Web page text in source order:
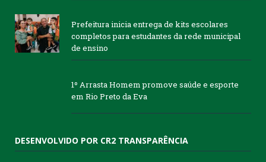
Prefeitura inicia entrega de kits escolares
completos para estudantes da rede municipal
de ensino
1º Arrasta Homem promove saúde e esporte
em Rio Preto da Eva
DESENVOLVIDO POR CR2 TRANSPARÊNCIA